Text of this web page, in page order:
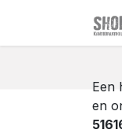
Overslaan naar
Een
en